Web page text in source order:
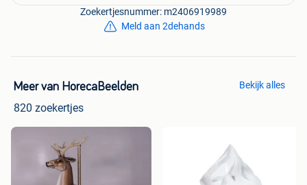
Zoekertjesnummer: m2406919989
Meld aan 2dehands
Meer van HorecaBeelden
820 zoekertjes
Bekijk alles